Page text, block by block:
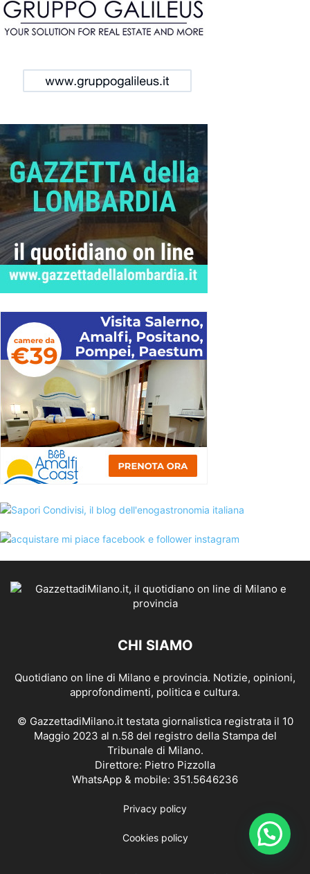
CHI SIAMO
Quotidiano on line di Milano e provincia. Notizie, opinioni,
approfondimenti, politica e cultura.
© GazzettadiMilano.it testata giornalistica registrata il 10
Maggio 2023 al n.58 del registro della Stampa del
Tribunale di Milano.
Direttore: Pietro Pizzolla
WhatsApp & mobile: 351.5646236
Privacy policy
Cookies policy